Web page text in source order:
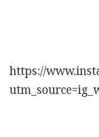
https://